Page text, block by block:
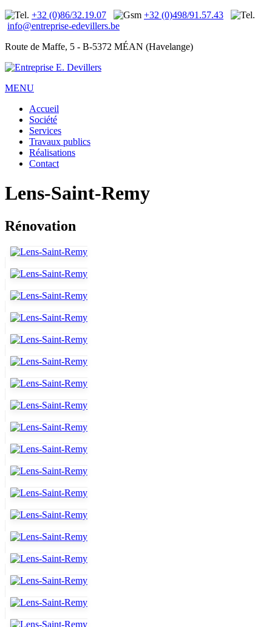
+32 (0)86/32.19.07
+32 (0)498/91.57.43
info@entreprise-edevillers.be
Route de Maffe, 5 - B-5372 MÉAN (Havelange)
MENU
Accueil
Société
Services
Travaux publics
Réalisations
Contact
Lens-Saint-Remy
Rénovation